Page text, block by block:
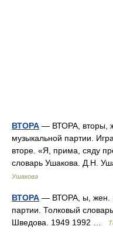
ВТОРА — ВТОРА, вторы,
музыкальной партии.
вторе. «Я, прима, сяду
словарь Ушакова. Д.Н.
Ушакова
ВТОРА — ВТОРА, ы, жен.
партии. Толковый
Шведова. 1949 1992 …